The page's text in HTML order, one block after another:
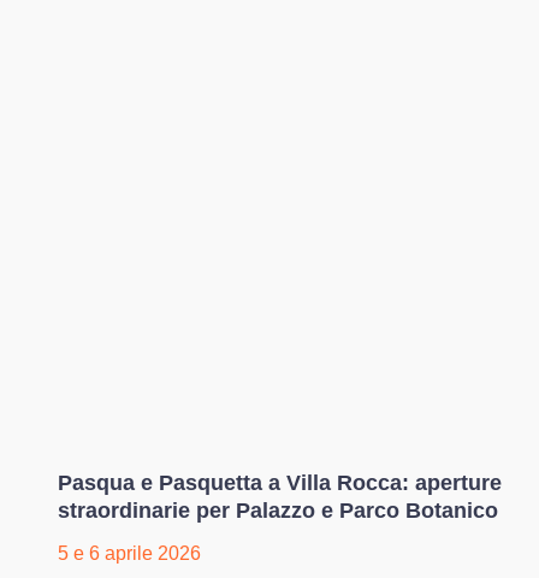
Pasqua e Pasquetta a Villa Rocca: aperture
straordinarie per Palazzo e Parco Botanico
5 e 6 aprile 2026